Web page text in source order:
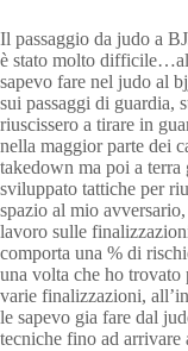
Il passaggio da judo a
è stato molto
sapevo fare nel judo al
sui passaggi di guardia,
riuscissero a tirare in
nella maggior parte dei
takedown ma poi a
sviluppato tattiche per
spazio al mio
lavoro sulle
comporta una % di
una volta che ho
varie finalizzazioni,
le sapevo gia fare dal
tecniche fino ad arrivare